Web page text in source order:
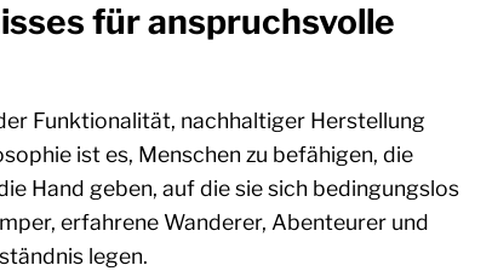
für anspruchsvolle
Funktionalität, nachhaltiger Herstellung
ist es, Menschen zu befähigen, die
Hand geben, auf die sie sich bedingungslos
erfahrene Wanderer, Abenteurer und
legen.